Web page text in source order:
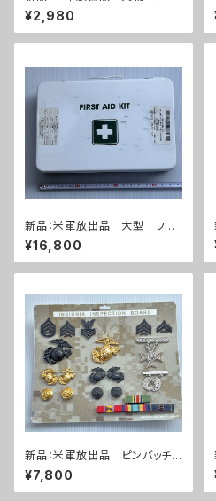
ープシューター 勲章(A287)
¥2,980
新品：米軍放出品 大型 ファ
ーストエイドキット フルセット
(A270)
¥16,800
新品：米軍放出品 ピンバッチセ
ット(A0271)
¥7,800